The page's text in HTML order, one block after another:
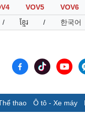
VOV5 VOV6
/ ខ្មែរ / 한국어
thao Ô tô - Xe máy